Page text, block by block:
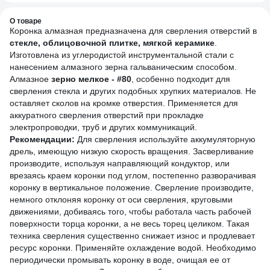
О товаре
Коронка алмазная предназначена для сверления отверстий в
стекле, облицовочной плитке, мягкой керамике
Изготовлена из углеродистой инструментальной стали с
нанесением алмазного зерна гальваническим способом.
Алмазное зерно мелкое - #80 , особенно подходит для
сверления стекла и других подобных хрупких материалов. Не
оставляет сколов на кромке отверстия. Применяется для
аккуратного сверления отверстий при прокладке
электропроводки, труб и других коммуникаций.
Рекомендации: Для сверления используйте аккумуляторную
дрель, имеющую низкую скорость вращения. Засверливание
производите, используя направляющий кондуктор, или
врезаясь краем коронки под углом, постепенно разворачивая
коронку в вертикальное положение. Сверление производите,
немного отклоняя коронку от оси сверления, круговыми
движениями, добиваясь того, чтобы работала часть рабочей
поверхности торца коронки, а не весь торец целиком. Такая
техника сверления существенно снижает износ и продлевает
ресурс коронки. Применяйте охлаждение водой. Необходимо
периодически промывать коронку в воде, очищая ее от